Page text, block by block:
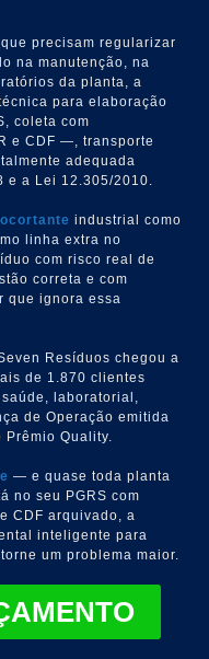
precisam regularizar
na manutenção, na
da planta, a
para elaboração
coleta com
e CDF —, transporte
adequada
e a Lei 12.305/2010.
industrial como
linha extra no
com risco real de
correta e com
que ignora essa
Resíduos chegou a
de 1.870 clientes
laboratorial,
de Operação emitida
Quality.
— e quase toda planta
no seu PGRS com
CDF arquivado, a
inteligente para
um problema maior.